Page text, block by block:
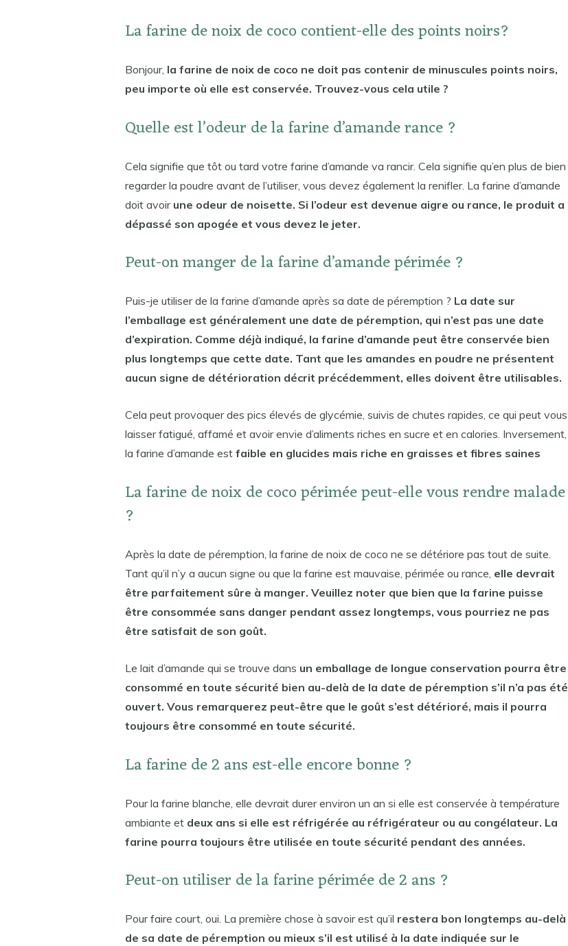
La farine de noix de coco contient-elle des points noirs?
Bonjour, la farine de noix de coco ne doit pas contenir de minuscules points noirs,
peu importe où elle est conservée. Trouvez-vous cela utile ?
Quelle est l’odeur de la farine d’amande rance ?
Cela signifie que tôt ou tard votre farine d’amande va rancir. Cela signifie qu’en plus de bien
regarder la poudre avant de l’utiliser, vous devez également la renifler. La farine d’amande
doit avoir une odeur de noisette. Si l’odeur est devenue aigre ou rance, le produit a
dépassé son apogée et vous devez le jeter.
Peut-on manger de la farine d’amande périmée ?
Puis-je utiliser de la farine d’amande après sa date de péremption ? La date sur
l’emballage est généralement une date de péremption, qui n’est pas une date
d’expiration. Comme déjà indiqué, la farine d’amande peut être conservée bien
plus longtemps que cette date. Tant que les amandes en poudre ne présentent
aucun signe de détérioration décrit précédemment, elles doivent être utilisables.
Cela peut provoquer des pics élevés de glycémie, suivis de chutes rapides, ce qui peut vous
laisser fatigué, affamé et avoir envie d’aliments riches en sucre et en calories. Inversement,
la farine d’amande est faible en glucides mais riche en graisses et fibres saines
La farine de noix de coco périmée peut-elle vous rendre malade
?
Après la date de péremption, la farine de noix de coco ne se détériore pas tout de suite.
Tant qu’il n’y a aucun signe ou que la farine est mauvaise, périmée ou rance, elle devrait
être parfaitement sûre à manger. Veuillez noter que bien que la farine puisse
être consommée sans danger pendant assez longtemps, vous pourriez ne pas
être satisfait de son goût.
Le lait d’amande qui se trouve dans un emballage de longue conservation pourra être
consommé en toute sécurité bien au-delà de la date de péremption s’il n’a pas été
ouvert. Vous remarquerez peut-être que le goût s’est détérioré, mais il pourra
toujours être consommé en toute sécurité.
La farine de 2 ans est-elle encore bonne ?
Pour la farine blanche, elle devrait durer environ un an si elle est conservée à température
ambiante et deux ans si elle est réfrigérée au réfrigérateur ou au congélateur. La
farine pourra toujours être utilisée en toute sécurité pendant des années.
Peut-on utiliser de la farine périmée de 2 ans ?
Pour faire court, oui. La première chose à savoir est qu’il restera bon longtemps au-delà
de sa date de péremption ou mieux s’il est utilisé à la date indiquée sur le